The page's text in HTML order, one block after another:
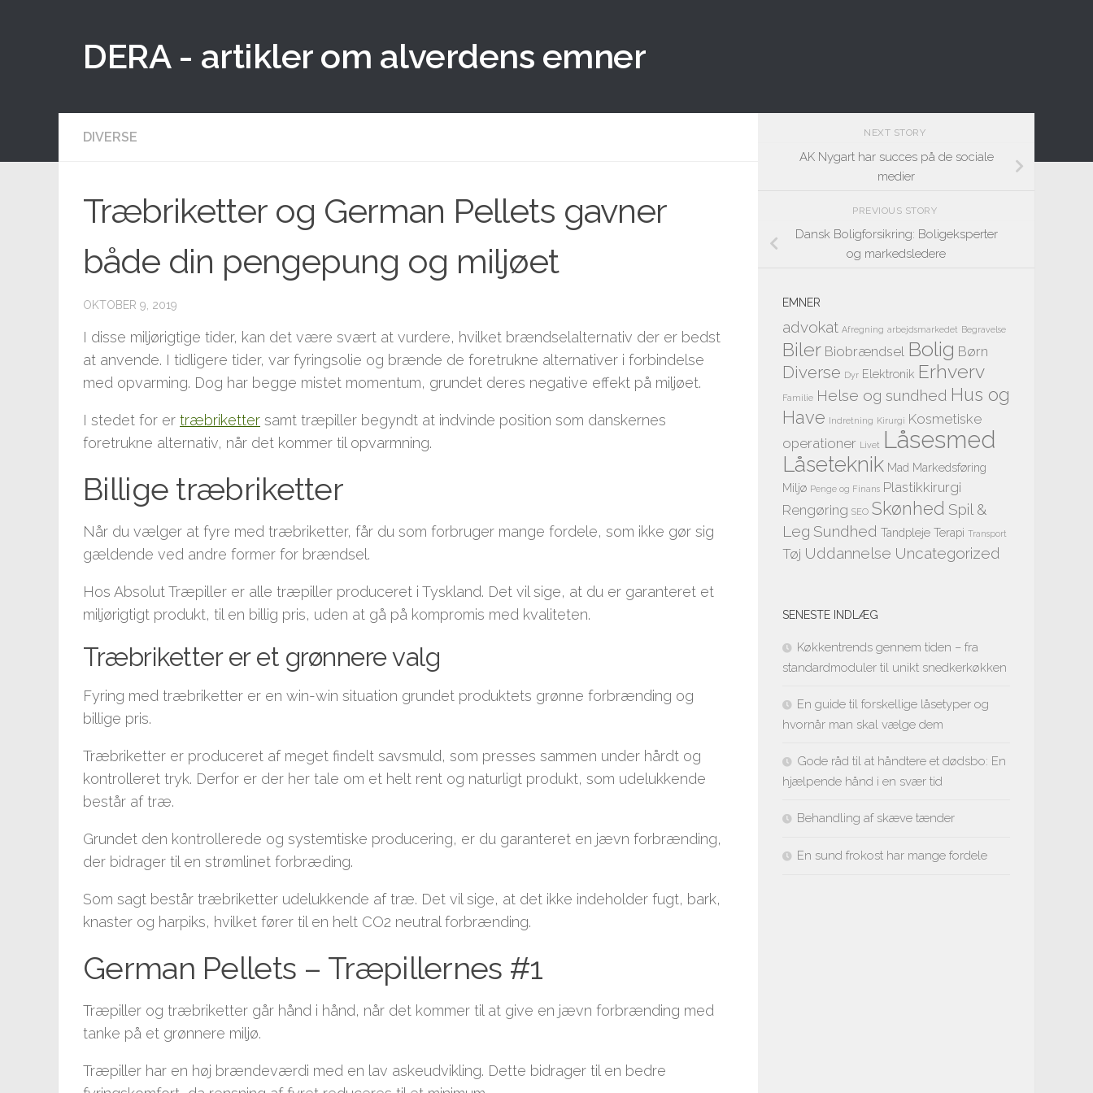
DERA - artikler om alverdens emner
DIVERSE
Træbriketter og German Pellets gavner
både din pengepung og miljøet
OKTOBER 9, 2019
I disse miljørigtige tider, kan det være svært at vurdere, hvilket brændselalternativ der er bedst
at anvende. I tidligere tider, var fyringsolie og brænde de foretrukne alternativer i forbindelse
med opvarming. Dog har begge mistet momentum, grundet deres negative effekt på miljøet.
I stedet for er træbriketter samt træpiller begyndt at indvinde position som danskernes
foretrukne alternativ, når det kommer til opvarmning.
Billige træbriketter
Når du vælger at fyre med træbriketter, får du som forbruger mange fordele, som ikke gør sig
gældende ved andre former for brændsel.
Hos Absolut Træpiller er alle træpiller produceret i Tyskland. Det vil sige, at du er garanteret et
miljørigtigt produkt, til en billig pris, uden at gå på kompromis med kvaliteten.
Træbriketter er et grønnere valg
Fyring med træbriketter er en win-win situation grundet produktets grønne forbrænding og
billige pris.
Træbriketter er produceret af meget findelt savsmuld, som presses sammen under hårdt og
kontrolleret tryk. Derfor er der her tale om et helt rent og naturligt produkt, som udelukkende
består af træ.
Grundet den kontrollerede og systemtiske producering, er du garanteret en jævn forbrænding,
der bidrager til en strømlinet forbræding.
Som sagt består træbriketter udelukkende af træ. Det vil sige, at det ikke indeholder fugt, bark,
knaster og harpiks, hvilket fører til en helt CO2 neutral forbrænding.
German Pellets – Træpillernes #1
Træpiller og træbriketter går hånd i hånd, når det kommer til at give en jævn forbrænding med
tanke på et grønnere miljø.
Træpiller har en høj brændeværdi med en lav askeudvikling. Dette bidrager til en bedre
NEXT STORY
AK Nygart har succes på de sociale
medier
PREVIOUS STORY
Dansk Boligforsikring: Boligeksperter
og markedsledere
EMNER
advokat Afregning arbejdsmarkedet Begravelse
Biler Biobrændsel Bolig Børn
Diverse Dyr Elektronik Erhverv
Familie Helse og sundhed Hus og
Have Indretning Kirurgi Kosmetiske
operationer Livet Låsesmed
Låseteknik Mad Markedsføring
Miljø Penge og Finans Plastikkirurgi
Rengøring SEO Skønhed Spil &
Leg Sundhed Tandpleje Terapi Transport
Tøj Uddannelse Uncategorized
SENESTE INDLÆG
Køkkentrends gennem tiden – fra
standardmoduler til unikt snedkerkøkken
En guide til forskellige låsetyper og
hvornår man skal vælge dem
Gode råd til at håndtere et dødsbo: En
hjælpende hånd i en svær tid
Behandling af skæve tænder
En sund frokost har mange fordele